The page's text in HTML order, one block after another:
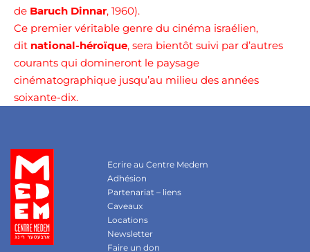
de Baruch Dinnar, 1960).
Ce premier véritable genre du cinéma israélien,
dit national-héroïque, sera bientôt suivi par d’autres
courants qui domineront le paysage
cinématographique jusqu’au milieu des années
soixante-dix.
Ecrire au Centre Medem
Adhésion
Partenariat – liens
Caveaux
Locations
Newsletter
Faire un don